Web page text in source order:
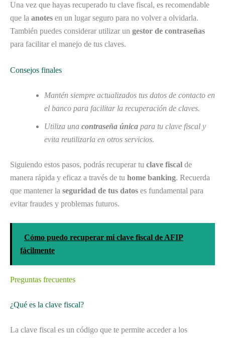
Una vez que hayas recuperado tu clave fiscal, es recomendable
que la anotes en un lugar seguro para no volver a olvidarla.
También puedes considerar utilizar un gestor de contraseñas
para facilitar el manejo de tus claves.
Consejos finales
Mantén siempre actualizados tus datos de contacto en
el banco para facilitar la recuperación de claves.
Utiliza una contraseña única para tu clave fiscal y
evita reutilizarla en otros servicios.
Siguiendo estos pasos, podrás recuperar tu clave fiscal de
manera rápida y eficaz a través de tu home banking. Recuerda
que mantener la seguridad de tus datos es fundamental para
evitar fraudes y problemas futuros.
Cómo puedo recuperar mi clave fiscal de AFIP
fácilmente
Preguntas frecuentes
¿Qué es la clave fiscal?
La clave fiscal es un código que te permite acceder a los